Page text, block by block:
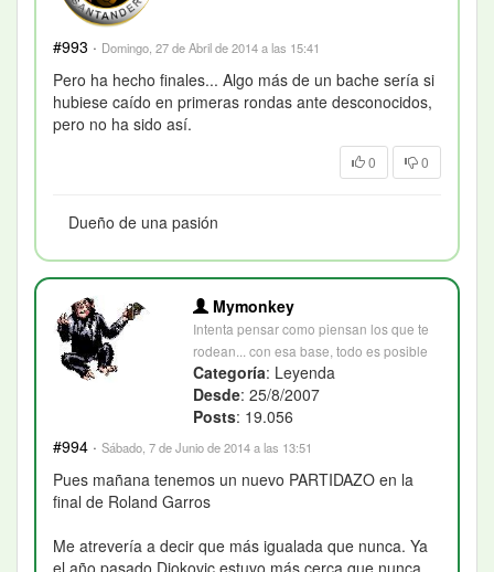
#993 · Domingo, 27 de Abril de 2014 a las 15:41
Pero ha hecho finales... Algo más de un bache sería si
hubiese caído en primeras rondas ante desconocidos,
pero no ha sido así.
0 0
Dueño de una pasión
Mymonkey
Intenta pensar como piensan los que te
rodean... con esa base, todo es posible
Categoría: Leyenda
Desde: 25/8/2007
Posts: 19.056
#994 · Sábado, 7 de Junio de 2014 a las 13:51
Pues mañana tenemos un nuevo PARTIDAZO en la
final de Roland Garros
Me atrevería a decir que más igualada que nunca. Ya